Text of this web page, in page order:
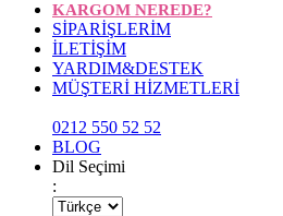
KARGOM NEREDE?
SİPARİŞLERİM
İLETİŞİM
YARDIM&DESTEK
MÜŞTERİ HİZMETLERİ
0212 550 52 52
BLOG
Dil Seçimi
: